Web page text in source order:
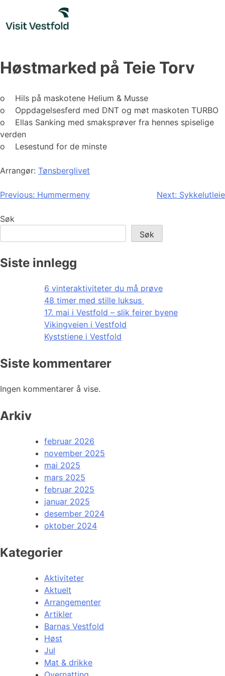
content
Høstmarked på Teie Torv
o Hils på maskotene Helium & Musse
o Oppdagelsesferd med DNT og møt maskoten TURBO
o Ellas Sanking med smaksprøver fra hennes spiselige
verden
o Lesestund for de minste
Arrangør: Tønsberglivet
Innleggsnavigasjon
Previous: Hummermeny Next: Sykkelutleie
Søk
Søk
Siste innlegg
6 vinteraktiviteter du må prøve
48 timer med stille luksus
17. mai i Vestfold – slik feirer byene
Vikingveien i Vestfold
Kyststiene i Vestfold
Siste kommentarer
Ingen kommentarer å vise.
Arkiv
februar 2026
november 2025
mai 2025
mars 2025
februar 2025
januar 2025
desember 2024
oktober 2024
Kategorier
Aktiviteter
Aktuelt
Arrangementer
Artikler
Barnas Vestfold
Høst
Jul
Mat & drikke